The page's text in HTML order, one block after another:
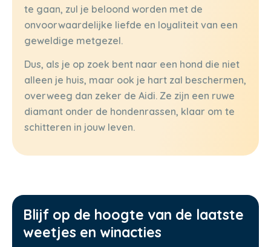
te gaan, zul je beloond worden met de
onvoorwaardelijke liefde en loyaliteit van een
geweldige metgezel.
Dus, als je op zoek bent naar een hond die niet
alleen je huis, maar ook je hart zal beschermen,
overweeg dan zeker de Aidi. Ze zijn een ruwe
diamant onder de hondenrassen, klaar om te
schitteren in jouw leven.
Blijf op de hoogte van de laatste
weetjes en winacties